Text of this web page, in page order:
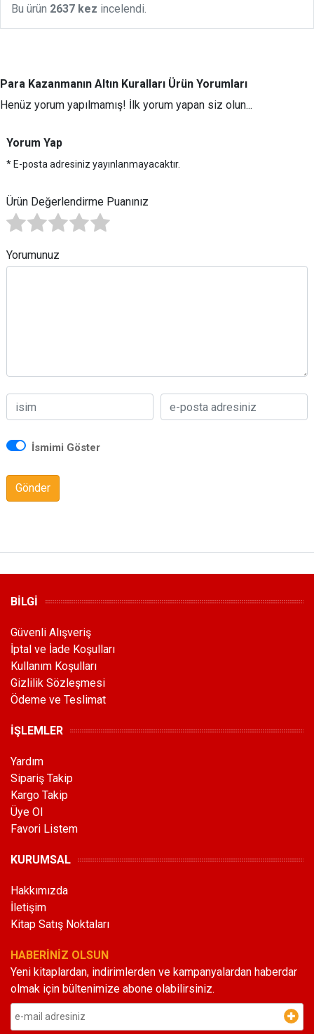
Bu ürün 2637 kez incelendi.
Para Kazanmanın Altın Kuralları Ürün Yorumları
Henüz yorum yapılmamış! İlk yorum yapan siz olun...
Yorum Yap
* E-posta adresiniz yayınlanmayacaktır.
Ürün Değerlendirme Puanınız
Yorumunuz
İsmimi Göster
Gönder
BİLGİ
Güvenli Alışveriş
İptal ve İade Koşulları
Kullanım Koşulları
Gizlilik Sözleşmesi
Ödeme ve Teslimat
İŞLEMLER
Yardım
Sipariş Takip
Kargo Takip
Üye Ol
Favori Listem
KURUMSAL
Hakkımızda
İletişim
Kitap Satış Noktaları
HABERİNİZ OLSUN
Yeni kitaplardan, indirimlerden ve kampanyalardan haberdar
olmak için bültenimize abone olabilirsiniz.